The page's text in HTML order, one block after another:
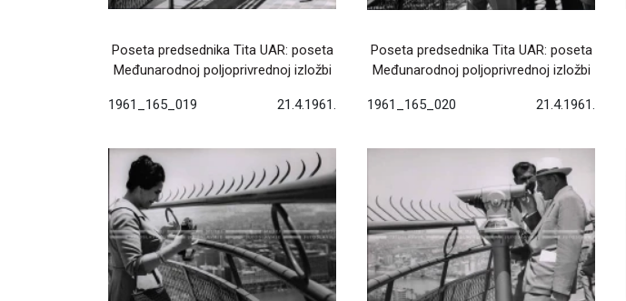
Poseta predsednika Tita UAR: poseta
Međunarodnoj poljoprivrednoj izložbi
1961_165_019 21.4.1961.
Poseta predsednika Tita UAR: poseta
Međunarodnoj poljoprivrednoj izložbi
1961_165_020 21.4.1961.